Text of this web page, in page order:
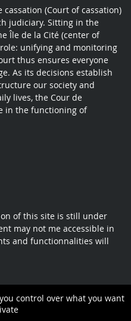
control over what you want
cassation (Court of cassation)
judiciary. Sitting in the
Île de la Cité (center of
unifying and monitoring
thus ensures everyone
As its decisions establish
our society and
lives, the Cour de
in the functioning of
of this site is still under
may not me accessible in
and functionnalities will
Privacy policy Sitemap